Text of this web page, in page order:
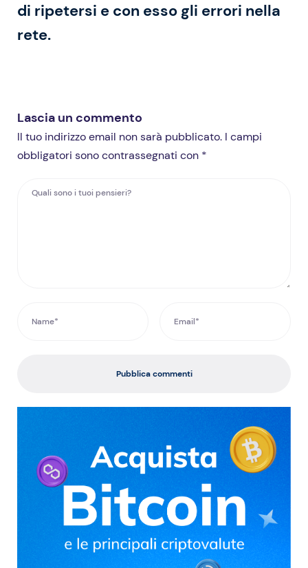
di ripetersi e con esso gli errori nella
rete.
Lascia un commento
Il tuo indirizzo email non sarà pubblicato. I campi
obbligatori sono contrassegnati con *
Pubblica commenti